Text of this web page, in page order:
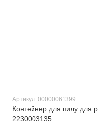
Артикул: 00000061399
Контейнер для пилу для
2230003135